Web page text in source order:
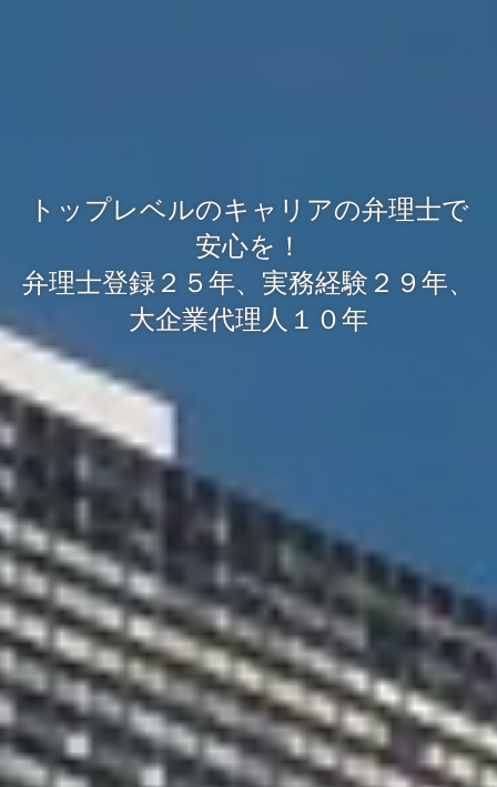
トップレベルのキャリアの弁理士で
安心を！
弁理士登録２５年、実務経験２９年、
大企業代理人１０年